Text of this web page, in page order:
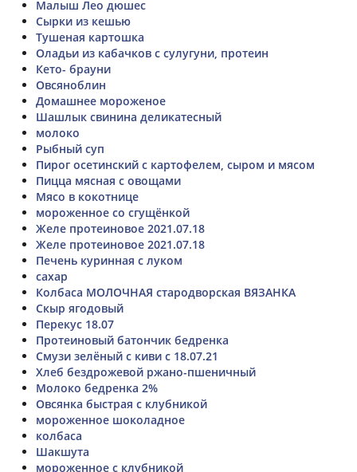
Малыш Лео дюшес
Сырки из кешью
Тушеная картошка
Оладьи из кабачков с сулугуни, протеин
Кето- брауни
Овсяноблин
Домашнее мороженое
Шашлык свинина деликатесный
молоко
Рыбный суп
Пирог осетинский с картофелем, сыром и мясом
Пицца мясная с овощами
Мясо в кокотнице
мороженное со сгущёнкой
Желе протеиновое 2021.07.18
Желе протеиновое 2021.07.18
Печень куринная с луком
сахар
Колбаса МОЛОЧНАЯ стародворская ВЯЗАНКА
Скыр ягодовый
Перекус 18.07
Протеиновый батончик бедренка
Смузи зелёный с киви с 18.07.21
Хлеб бездрожевой ржано-пшеничный
Молоко бедренка 2%
Овсянка быстрая с клубникой
мороженное шоколадное
колбаса
Шакшута
мороженное с клубникой